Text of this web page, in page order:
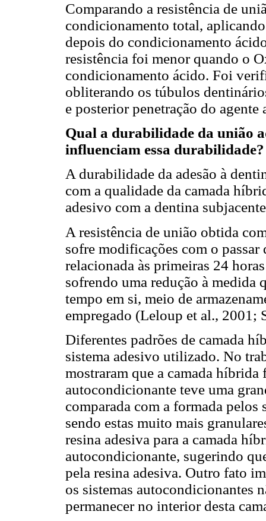
Comparando a resistência de
condicionamento total,
depois do condicionamento
resistência foi menor quando o
condicionamento ácido. Foi
obliterando os túbulos
e posterior penetração do agente
Qual a durabilidade da união
influenciam essa durabilidade?
A durabilidade da adesão à
com a qualidade da camada
adesivo com a dentina
A resistência de união obtida
sofre modificações com o
relacionada às primeiras 24
sofrendo uma redução à medida
tempo em si, meio de
empregado (Leloup et al., 2001;
Diferentes padrões de camada
sistema adesivo utilizado. No
mostraram que a camada
autocondicionante teve uma
comparada com a formada
sendo estas muito mais
resina adesiva para a camada
autocondicionante, sugerindo
pela resina adesiva. Outro fato
os sistemas autocondicionantes
permanecer no interior desta